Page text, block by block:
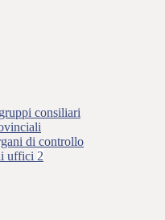
consiliari
di controllo
uffici 2